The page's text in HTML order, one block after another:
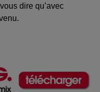
dire qu’avec